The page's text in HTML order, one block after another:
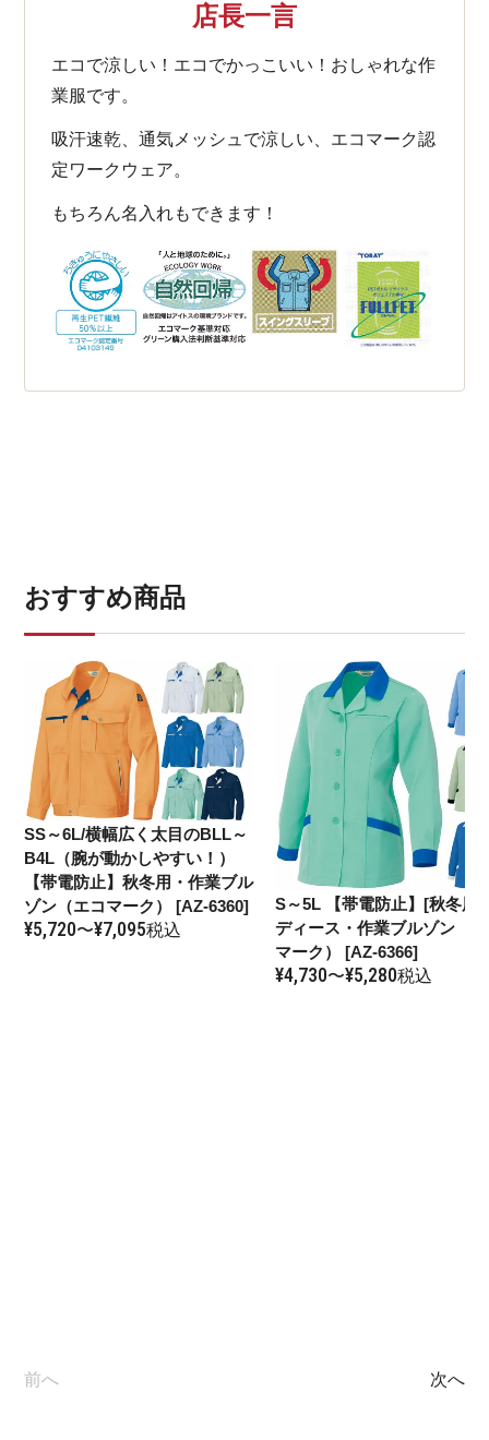
店長一言
エコで涼しい！エコでかっこいい！おしゃれな作
業服です。
吸汗速乾、通気メッシュで涼しい、エコマーク認
定ワークウェア。
もちろん名入れもできます！
おすすめ商品
前へ
SS～6L/横幅広く太目のBLL～
B4L（腕が動かしやすい！）
【帯電防止】秋冬用・作業ブル
ゾン（エコマーク） [AZ-6360]
¥5,720〜¥7,095税込
S～5L
【帯電防止】[秋冬用]
ディース・作業ブルゾン（
マーク） [AZ-6366]
¥4,730〜¥5,280税込
次へ